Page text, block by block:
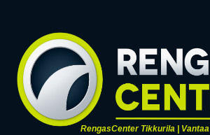
RengasCenter Tikkurila | Vantaa